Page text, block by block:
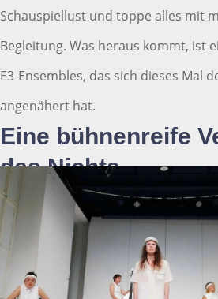
Eine bühnenreife
des Nichts
Schauspiellust und toppe alles mit
Begleitung. Was heraus kommt, ist
E3-Ensembles, das sich dieses Mal
angenähert hat.